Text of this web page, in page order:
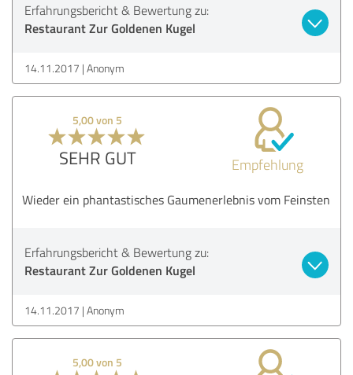
Erfahrungsbericht & Bewertung zu:
Restaurant Zur Goldenen Kugel
14.11.2017 Anonym
5,00 von 5
SEHR GUT Empfehlung
Wieder ein phantastisches Gaumenerlebnis vom Feinsten
Erfahrungsbericht & Bewertung zu:
Restaurant Zur Goldenen Kugel
14.11.2017 Anonym
5,00 von 5